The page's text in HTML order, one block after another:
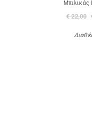
Μπιλικάς
€ 22,00